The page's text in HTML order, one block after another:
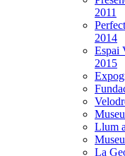
2011
2014
Espai
2015
Llum
La